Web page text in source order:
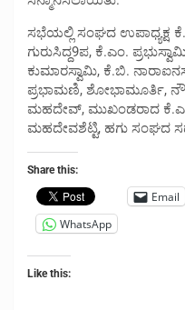
ಸಭೆಯಲ್ಲಿ ಸಂಘದ ಉಪಾಧ್ಯಕ್ಷ
ಗುರುಸಿದ್ದ9ಪ, ಕೆ.ಎಂ.
ಕುಮಾರಸ್ವಾಮಿ, ಕೆ.ಬಿ.
ಪ್ರಭಾಮಣಿ, ಶೋಭಾಮೂರ್ತಿ,
ಮಹದೇವ್, ಮುಖಂಡರಾದ
ಮಹದೇವಶೆಟ್ಟಿ, ಹಗು ಸಂಘದ
Share this:
Email
WhatsApp
Like this: